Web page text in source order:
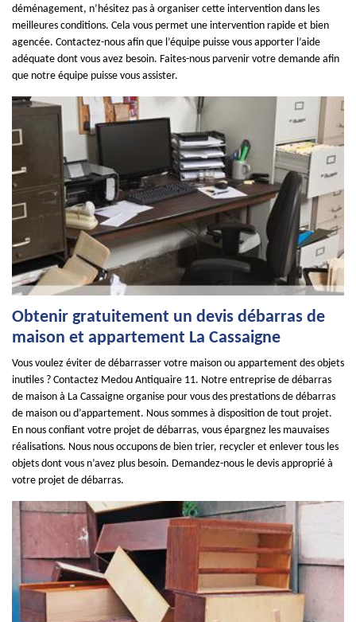
déménagement, n’hésitez pas à organiser cette intervention dans les
meilleures conditions. Cela vous permet une intervention rapide et bien
agencée. Contactez-nous afin que l’équipe puisse vous apporter l’aide
adéquate dont vous avez besoin. Faites-nous parvenir votre demande afin
que notre équipe puisse vous assister.
Obtenir gratuitement un devis débarras de
maison et appartement La Cassaigne
Vous voulez éviter de débarrasser votre maison ou appartement des objets
inutiles ? Contactez Medou Antiquaire 11. Notre entreprise de débarras
de maison à La Cassaigne organise pour vous des prestations de débarras
de maison ou d’appartement. Nous sommes à disposition de tout projet.
En nous confiant votre projet de débarras, vous épargnez les mauvaises
réalisations. Nous nous occupons de bien trier, recycler et enlever tous les
objets dont vous n’avez plus besoin. Demandez-nous le devis approprié à
votre projet de débarras.